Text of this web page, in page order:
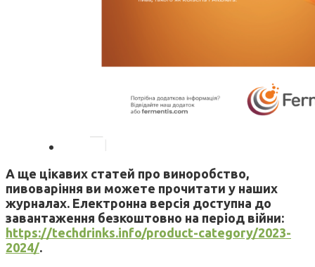
А ще цікавих статей про виноробство,
пивоваріння ви можете прочитати у наших
журналах. Електронна версія доступна до
завантаження безкоштовно на період війни:
https://techdrinks.info/product-category/2023-
2024/.